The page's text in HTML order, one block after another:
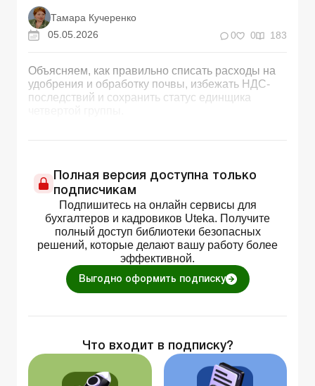
Тамара Кучеренко
05.05.2026
0 0 183
Объясняем, как правильно списать расходы на
удобрения и обработку почвы, избежать НДС-
последствий и сохранить статус единщика
Полная версия доступна только
подписчикам
Подпишитесь на онлайн сервисы для
бухгалтеров и кадровиков Uteka. Получите
полный доступ библиотеки безопасных
решений, которые делают вашу работу более
эффективной.
Выгодно оформить подписку
Что входит в подписку?